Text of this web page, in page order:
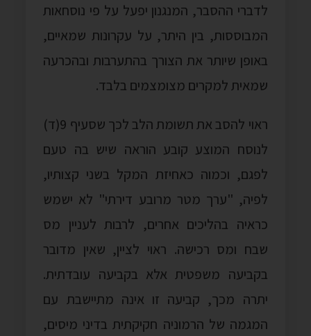
לדברי ההסבר, המנגנון יפעל על פי נוסחאות
המבוססות, בין היתר, על עקרונות שמאיים,
באופן שיותר את הצורך בהתערבות ובהכרעה
שמאית למקרים מצומצמים בלבד.
ראוי להסב את תשומת הלב לכך שסעיף 9(ד)
לנוסח המוצע קובע הוראה שיש בה טעם
לפגם, וכמוה כאחיזת המקל בשני קצותיו,
לפיה, "ערך מטר מרובע דירתי" לא ישמש
כראיה בהליכים אחרים, לרבות לעניין מס
שבח ומס רכישה. ראוי לציין, שאין מדובר
בקביעה משפטית אלא בקביעה עובדתית.
יתרה מכך, קביעה זו אינה מתיישבת עם
המגמה של הרמוניה חקיקתית בדיני מיסים,